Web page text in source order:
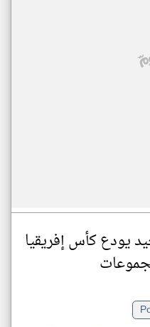
يودع كأس إفريقيا